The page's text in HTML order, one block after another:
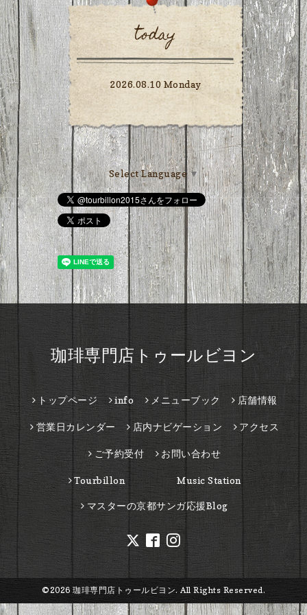
today
2026.08.10 Monday
Select Language ▼
珈琲専門店トゥールビヨン
トップページ info メニューブック 店舗情報
営業日カレンダー 店内ナビゲーション アクセス
ご予約受付 お問い合わせ
Tourbillon Music Station
マスターの京都サンガ応援Blog
©2026 珈琲専門店トゥールビヨン. All Rights Reserved.